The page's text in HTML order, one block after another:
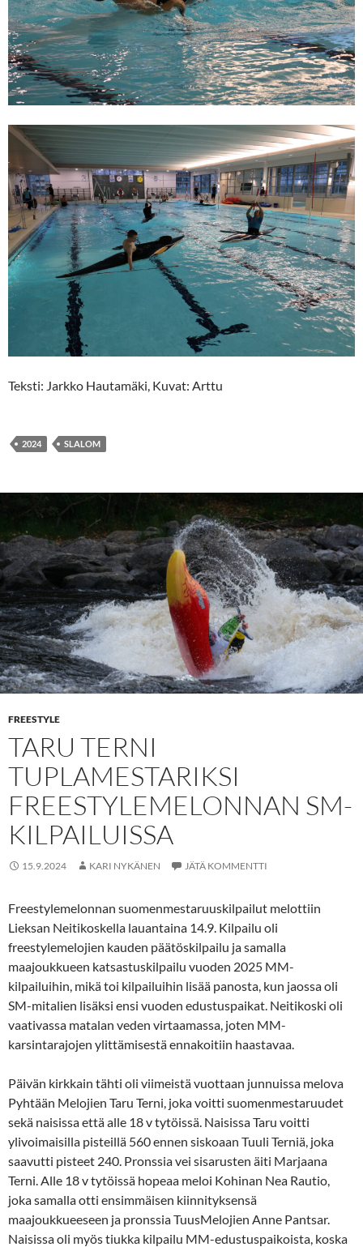
Teksti: Jarkko Hautamäki, Kuvat: Arttu
2024 SLALOM
FREESTYLE
TARU TERNI
TUPLAMESTARIKSI
FREESTYLEMELONNAN SM-
KILPAILUISSA
15.9.2024 KARI NYKÄNEN JÄTÄ KOMMENTTI
Freestylemelonnan suomenmestaruuskilpailut melottiin
Lieksan Neitikoskella lauantaina 14.9. Kilpailu oli
freestylemelojien kauden päätöskilpailu ja samalla
maajoukkueen katsastuskilpailu vuoden 2025 MM-
kilpailuihin, mikä toi kilpailuihin lisää panosta, kun jaossa oli
SM-mitalien lisäksi ensi vuoden edustuspaikat. Neitikoski oli
vaativassa matalan veden virtaamassa, joten MM-
karsintarajojen ylittämisestä ennakoitiin haastavaa.
Päivän kirkkain tähti oli viimeistä vuottaan junnuissa melova
Pyhtään Melojien Taru Terni, joka voitti suomenmestaruudet
sekä naisissa että alle 18 v tytöissä. Naisissa Taru voitti
ylivoimaisilla pisteillä 560 ennen siskoaan Tuuli Terniä, joka
saavutti pisteet 240. Pronssia vei sisarusten äiti Marjaana
Terni. Alle 18 v tytöissä hopeaa meloi Kohinan Nea Rautio,
joka samalla otti ensimmäisen kiinnityksensä
maajoukkueeseen ja pronssia TuusMelojien Anne Pantsar.
Naisissa oli myös tiukka kilpailu MM-edustuspaikoista, koska